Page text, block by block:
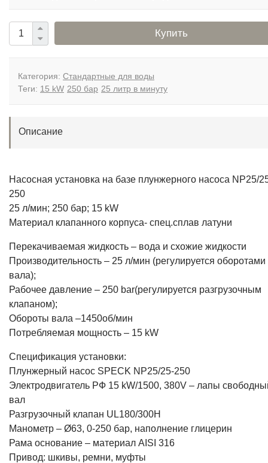
Купить
Категория: Стандартные для воды
Теги: 15 kW 250 бар 25 литр в минуту
Описание
Насосная установка на базе плунжерного насоса NP25/
250
25 л/мин; 250 бар; 15 kW
Материал клапанного корпуса- спец.сплав латуни
Перекачиваемая жидкость – вода и схожие жидкости
Производительность – 25 л/мин (регулируется оборотами
вала);
Рабочее давление – 250 bar(регулируется разгрузочным
клапаном);
Обороты вала –1450об/мин
Потребляемая мощность – 15 kW
Спецификация установки:
Плунжерный насос SPECK NP25/25-250
Электродвигатель РФ 15 kW/1500, 380V – лапы
вал
Разгрузочный клапан UL180/300H
Манометр – Ø63, 0-250 бар, наполнение глицерин
Рама основание – материал AISI 316
Привод: шкивы, ремни, муфты